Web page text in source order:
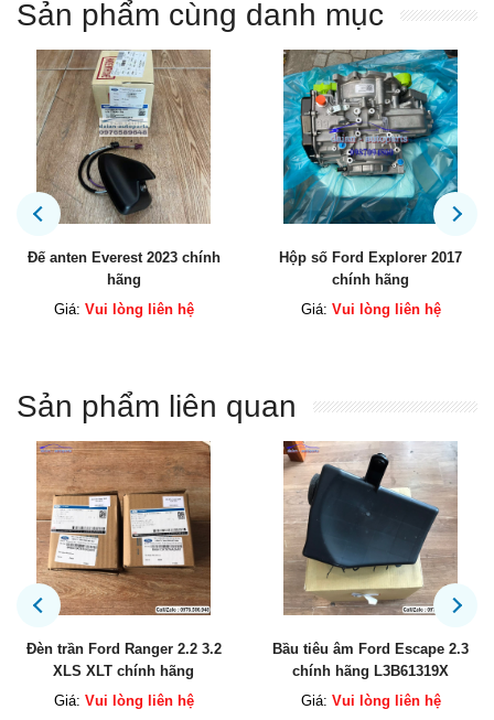
Sản phẩm cùng danh mục
Hộp số Ford Explorer 2017
chính hãng
Giá: Vui lòng liên hệ
Két sinh hàn động cơ Explorer
chính hãng
Giá: Vui lòng liên hệ
Sản phẩm liên quan
Bầu tiêu âm Ford Escape 2.3
chính hãng L3B61319X
Giá: Vui lòng liên hệ
Cảm biến vị trí trục cam Ford
Fiesta Ford Ecosport chính
hãng 4M5Z6B288A
Giá: Vui lòng liên hệ